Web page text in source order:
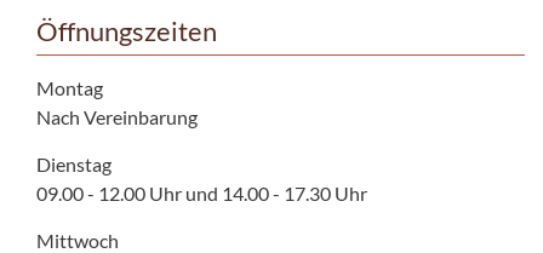
Öffnungszeiten
Montag
Nach Vereinbarung
Dienstag
09.00 - 12.00 Uhr und 14.00 - 17.30 Uhr
Mittwoch